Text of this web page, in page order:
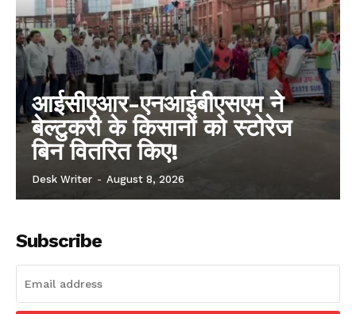
आईसीएआर-एनआईबीएसएम ने
बेल्टुकरी के किसानों को स्टोरेज
बिन वितरित किए!
Desk Writer - August 8, 2026
Subscribe